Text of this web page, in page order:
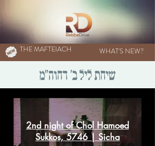
THE MAFTEIACH WHAT'S NEW?
שיחת ליל ב' דחוה"מ
2nd night of Chol Hamoed
Sukkos, 5746 | Sicha